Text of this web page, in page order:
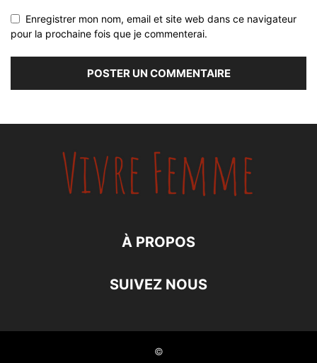
Enregistrer mon nom, email et site web dans ce navigateur
pour la prochaine fois que je commenterai.
À PROPOS
SUIVEZ NOUS
©